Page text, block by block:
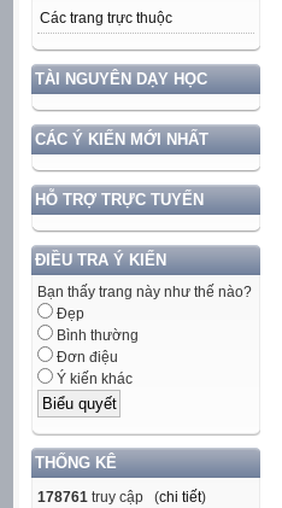
Các trang trực thuộc
TÀI NGUYÊN DẠY HỌC
CÁC Ý KIẾN MỚI NHẤT
HỖ TRỢ TRỰC TUYẾN
ĐIỀU TRA Ý KIẾN
Bạn thấy trang này như thế nào?
Đẹp
Bình thường
Đơn điệu
Ý kiến khác
THỐNG KÊ
178761 truy cập (chi tiết)